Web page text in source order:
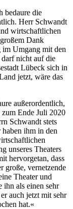
bedaure die
Herr Schwandt
wirtschaftlichen
Dank
Umgang mit den
nicht auf die
Lübeck sich in
jetzt, wäre das
außerordentlich,
zum Ende Juli 2020
Schwandt stets
ihm in den
unseres Theaters
hervorgetan, dass
große, vernetzende
Theater und
ihn als einen sehr
auch jetzt mit sehr
hat.«